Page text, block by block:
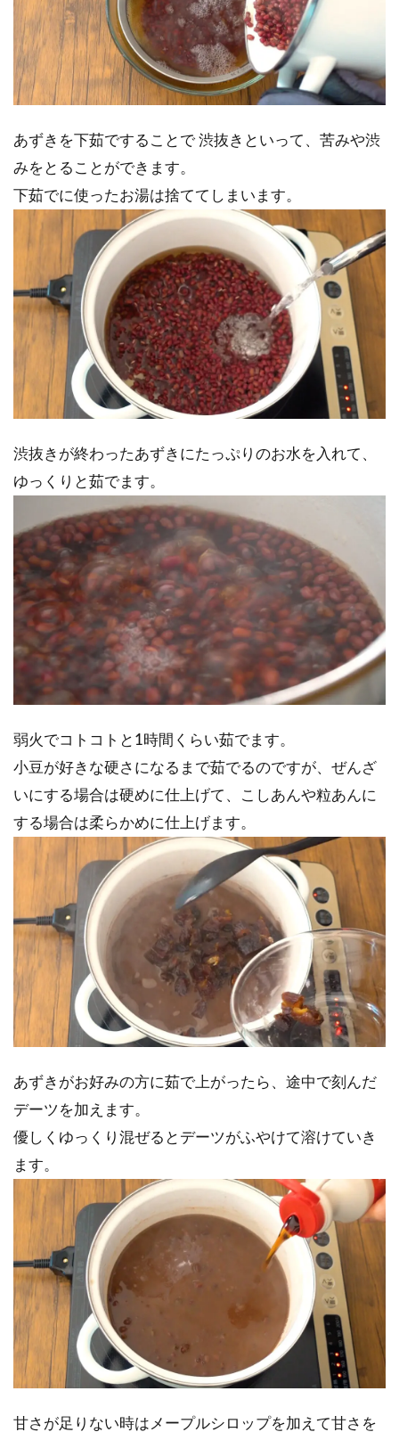
あずきを下茹ですることで 渋抜きといって、苦みや渋
みをとることができます。
下茹でに使ったお湯は捨ててしまいます。
渋抜きが終わったあずきにたっぷりのお水を入れて、
ゆっくりと茹でます。
弱火でコトコトと1時間くらい茹でます。
小豆が好きな硬さになるまで茹でるのですが、ぜんざ
いにする場合は硬めに仕上げて、こしあんや粒あんに
する場合は柔らかめに仕上げます。
あずきがお好みの方に茹で上がったら、途中で刻んだ
デーツを加えます。
優しくゆっくり混ぜるとデーツがふやけて溶けていき
ます。
甘さが足りない時はメープルシロップを加えて甘さを